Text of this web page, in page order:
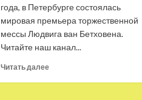
года, в Петербурге состоялась
мировая премьера торжественной
мессы Людвига ван Бетховена.
Читайте наш канал...
Читать далееПрочитать